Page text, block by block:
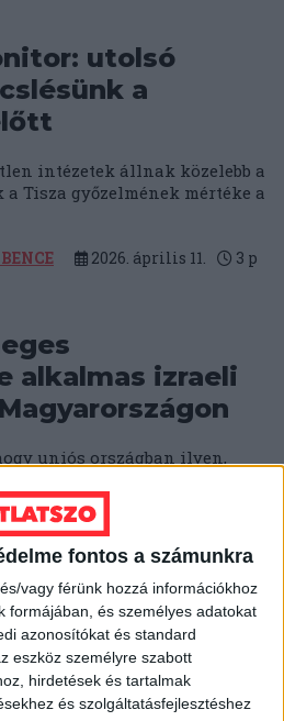
fontos a számunkra
vagy férünk hozzá információkhoz
formájában, és személyes adatokat
azonosítókat és standard
eszköz személyre szabott
hirdetések és tartalmak
és szolgáltatásfejlesztéshez
utolsó
a
intézetek állnak közelebb a
Tisza győzelmének mértéke a
2026. április 11. 3 p
alkalmas izraeli
uniós országban ilyen,
vetnek be.
10.
be hamis
címről